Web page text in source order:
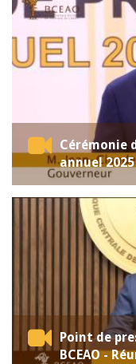
Cérémonie
annuel 2025
Point de
BCEAO -